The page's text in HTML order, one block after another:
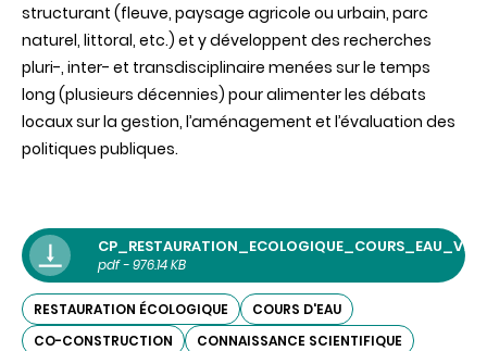
structurant (fleuve, paysage agricole ou urbain, parc
naturel, littoral, etc.) et y développent des recherches
pluri-, inter- et transdisciplinaire menées sur le temps
long (plusieurs décennies) pour alimenter les débats
locaux sur la gestion, l’aménagement et l’évaluation des
politiques publiques.
CP_RESTAURATION_ECOLOGIQUE_COURS_EAU_VF
pdf - 976.14 KB
RESTAURATION ÉCOLOGIQUE
COURS D'EAU
CO-CONSTRUCTION
CONNAISSANCE SCIENTIFIQUE